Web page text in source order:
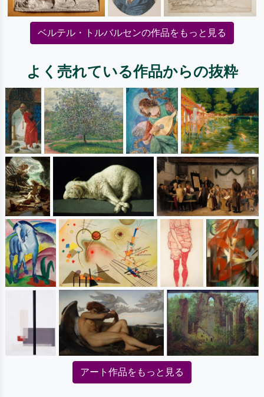
ベルテル・トルバルセンの作品をもっと見る
よく売れている作品からの抜粋
アート作品をもっと見る